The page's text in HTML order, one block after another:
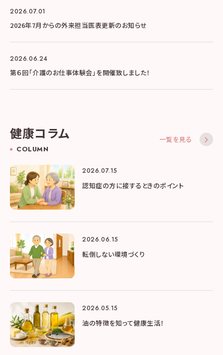
2026.07.01
2026年7月からの外来担当医表更新のお知らせ
2026.06.24
第６回「介護のお仕事体験会」を開催致しました！
健康コラム
COLUMN
2026.07.15
認知症の方に接するときのポイント
2026.06.15
転倒しない環境づくり
2026.05.15
油の特徴を知って健康生活！
一覧を見る